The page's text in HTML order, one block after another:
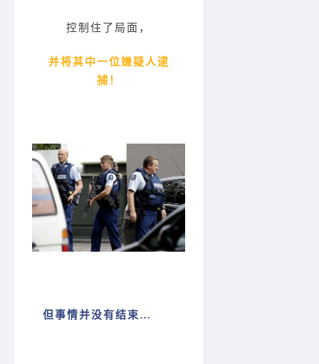
控制住了局面，
并将其中一位嫌疑人逮
捕！
但事情并没有结束…